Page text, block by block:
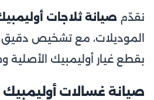
نقدّم صيانة ثلاجات
الموديلات، مع تشخيص
بقطع غيار أوليمبيك الأصلية
صيانة غسالات أوليمبيك